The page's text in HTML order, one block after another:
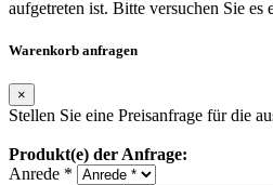
aufgetreten ist. Bitte versuchen Sie es
Warenkorb anfragen
×
Stellen Sie eine Preisanfrage für die
Produkt(e) der Anfrage:
Anrede *